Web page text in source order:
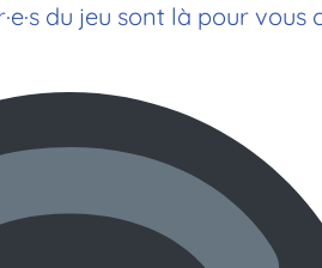
du jeu sont là pour